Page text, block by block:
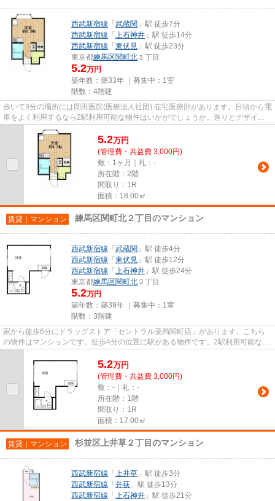
西武新宿線 「 武蔵関 」駅 徒歩7分
西武新宿線 「 上石神井 」駅 徒歩14分
西武新宿線 「 東伏見 」駅 徒歩23分
東京都練馬区関町北 １丁目
5.2万円
築年数：築33年 ｜募集中： 1室
階数：4階建
歩いて3分の場所には岡田医院(医療法人社団) 在宅医療部があります。日頃から電
車をよく利用するなら2駅利用可能な物件はいかがでしょうか。造りとデザイン
に関して、自信をもって情報...
5.2万円
(管理費・共益費 3,000円)
敷：1ヶ月｜礼：-
所在階：2階
間取り：1R
面積：18.00㎡
賃貸｜マンション 練馬区関町北２丁目のマンション
西武新宿線 「 武蔵関 」駅 徒歩4分
西武新宿線 「 東伏見 」駅 徒歩12分
西武新宿線 「 上石神井 」駅 徒歩24分
東京都練馬区関町北 ２丁目
5.2万円
築年数：築39年 ｜募集中： 1室
階数：3階建
家から徒歩6分にドラッグストア「セントラル薬局関町店」があります。こちら
の物件はマンションです。徒歩4分の位置に駅がある物件です。2駅利用可能なの
5.2万円
(管理費・共益費 3,000円)
敷：-｜礼：-
所在階：1階
間取り：1R
面積：17.00㎡
賃貸｜マンション 杉並区上井草２丁目のマンション
西武新宿線 「 上井草 」駅 徒歩3分
西武新宿線 「 井荻 」駅 徒歩13分
西武新宿線 「 上石神井 」駅 徒歩21分